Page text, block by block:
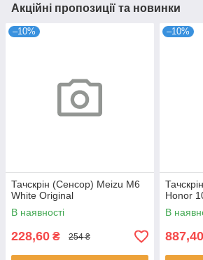
Акційні пропозиції та новинки
–10%
Тачскрін (Сенсор) Meizu M6
White Original
В наявності
228,60 ₴ 254 ₴
–10%
Honor
В
887,40